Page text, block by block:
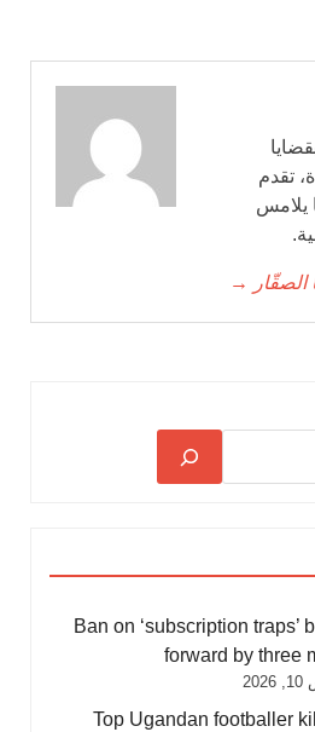
تقدم
يلامس
Ban on ‘subscription traps’
forward by three
Top Ugandan footballer